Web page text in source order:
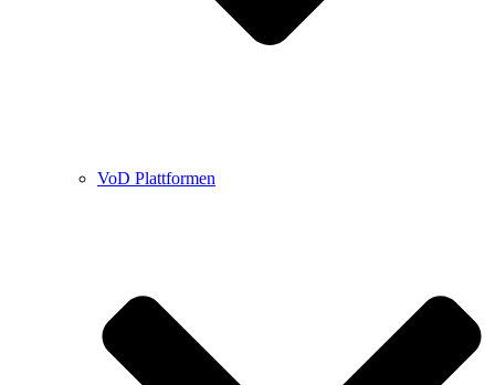
VoD Plattformen